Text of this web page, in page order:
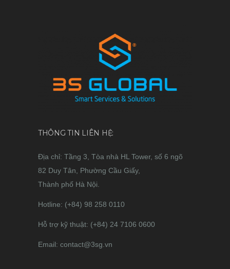
THÔNG TIN LIÊN HỆ:
Địa chỉ: Tầng 3, Tòa nhà HL Tower, số 6 ngõ
82 Duy Tân, Phường Cầu Giấy,
Thành phố Hà Nội.
Hotline: (+84) 98 258 0110
Hỗ trợ kỹ thuật: (+84) 24 7106 0600
Email: contact@3sg.vn